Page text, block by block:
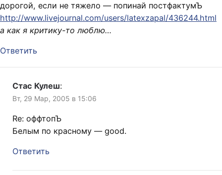
дорогой, если не тяжело — попинай постфактумЪ
http://www.livejournal.com/users/latexzapal/436244.html
а как я критику-то люблю…
Ответить
Стас Кулеш:
Вт, 29 Мар, 2005 в 15:06
Re: оффтопЪ
Белым по красному — good.
Ответить